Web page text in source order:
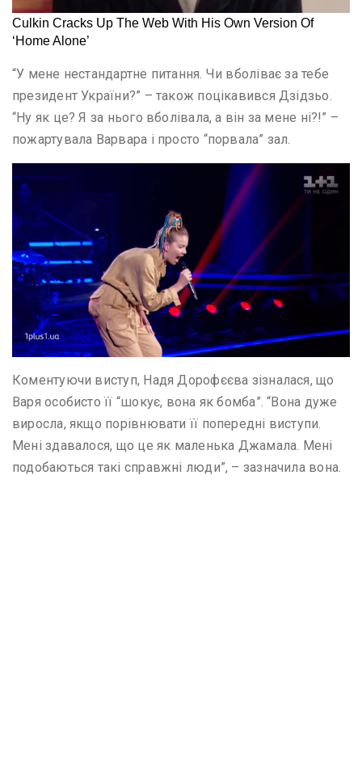
“У мене нестандартне питання. Чи вболіває за тебе
президент України?” – також поцікавився Дзідзьо.
“Ну як це? Я за нього вболівала, а він за мене ні?!” –
пожартувала Варвара і просто “порвала” зал.
Коментуючи виступ, Надя Дорофєєва зізналася, що
Варя особисто її “шокує, вона як бомба”. “Вона дуже
виросла, якщо порівнювати її попередні виступи.
Мені здавалося, що це як маленька Джамала. Мені
подобаються такі справжні люди”, – зазначила вона.